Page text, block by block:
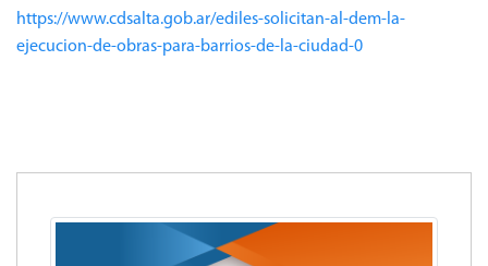
https://www.cdsalta.gob.ar/ediles-solicitan-al-dem-la-
ejecucion-de-obras-para-barrios-de-la-ciudad-0